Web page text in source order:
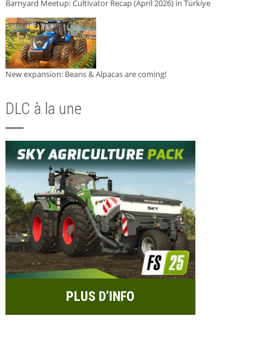
Barnyard Meetup: Cultivator Recap (April 2026) in Türkiye
New expansion: Beans & Alpacas are coming!
DLC à la une
PLUS D’INFO